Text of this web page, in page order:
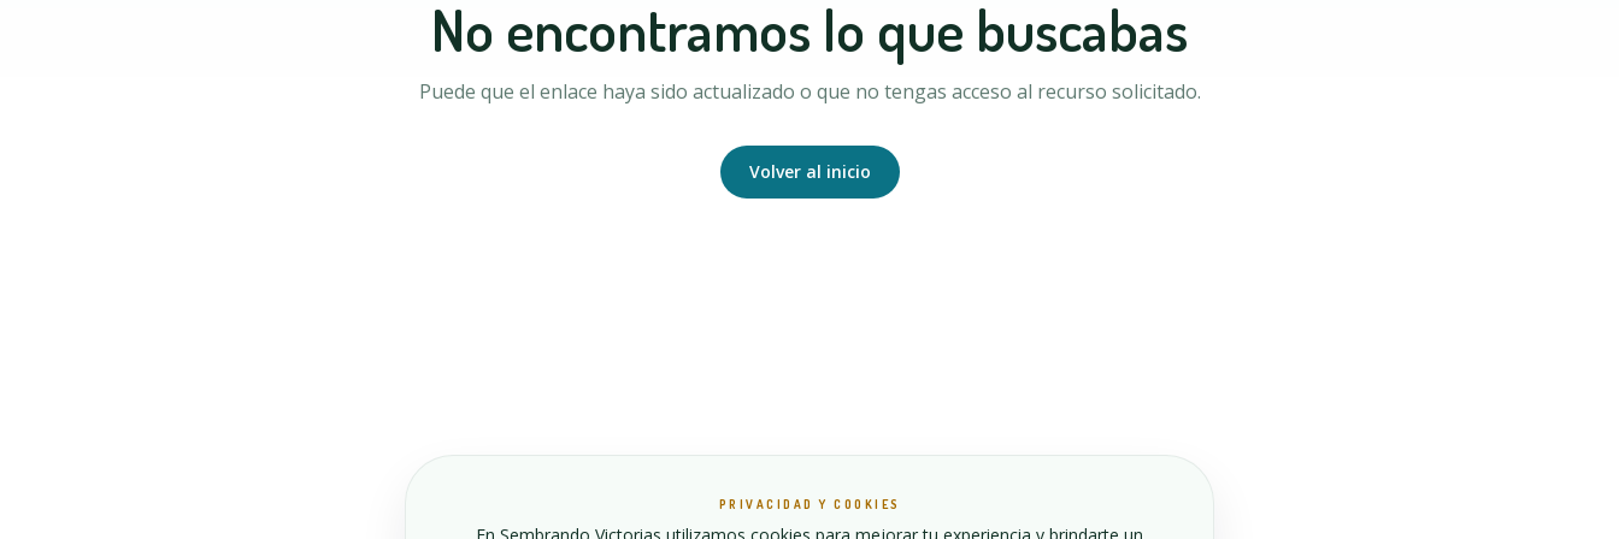
No encontramos lo que buscabas
Puede que el enlace haya sido actualizado o que no tengas acceso al recurso solicitado.
Volver al inicio
PRIVACIDAD Y COOKIES